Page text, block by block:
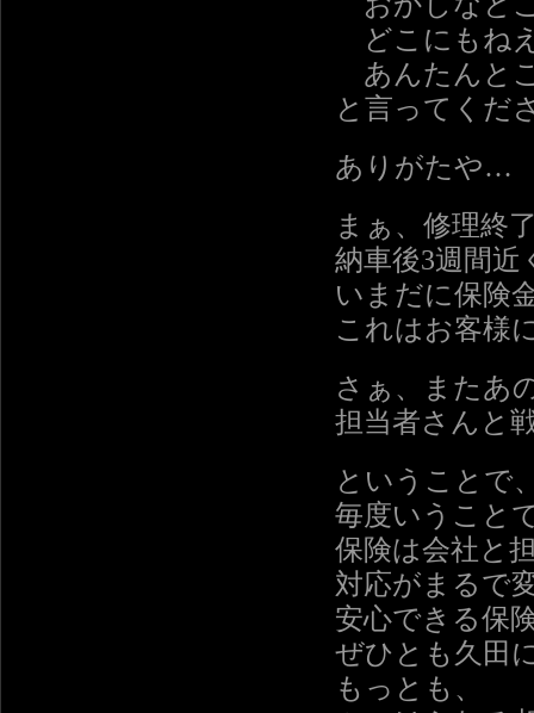
どこにもね
あんたんと
と言ってくだ
ありがたや…
まぁ、修理終
納車後3週間
いまだに保険
これはお客様
さぁ、またあ
担当者さんと
ということで
毎度いうこと
保険は会社と
対応がまるで
安心できる保
ぜひとも久田
もっとも、